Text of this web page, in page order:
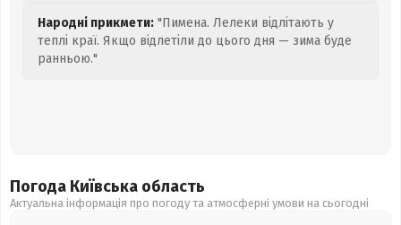
Народні прикмети: "Пимена. Лелеки відлітають у
теплі краї. Якщо відлетіли до цього дня — зима буде
ранньою."
Погода Київська область
Актуальна інформація про погоду та атмосферні умови на сьогодні